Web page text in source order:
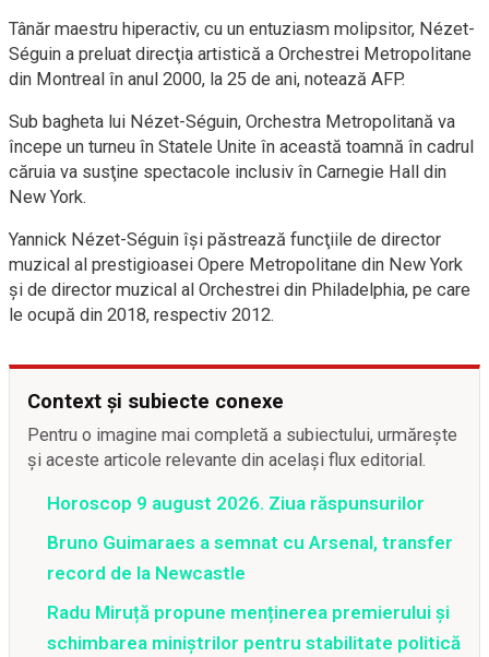
Tânăr maestru hiperactiv, cu un entuziasm molipsitor, Nézet-
Séguin a preluat direcţia artistică a Orchestrei Metropolitane
din Montreal în anul 2000, la 25 de ani, notează AFP.
Sub bagheta lui Nézet-Séguin, Orchestra Metropolitană va
începe un turneu în Statele Unite în această toamnă în cadrul
căruia va susţine spectacole inclusiv în Carnegie Hall din
New York.
Yannick Nézet-Séguin îşi păstrează funcţiile de director
muzical al prestigioasei Opere Metropolitane din New York
şi de director muzical al Orchestrei din Philadelphia, pe care
le ocupă din 2018, respectiv 2012.
Context și subiecte conexe
Pentru o imagine mai completă a subiectului, urmărește
și aceste articole relevante din același flux editorial.
Horoscop 9 august 2026. Ziua răspunsurilor
Bruno Guimaraes a semnat cu Arsenal, transfer
record de la Newcastle
Radu Miruță propune menținerea premierului și
schimbarea miniștrilor pentru stabilitate politică